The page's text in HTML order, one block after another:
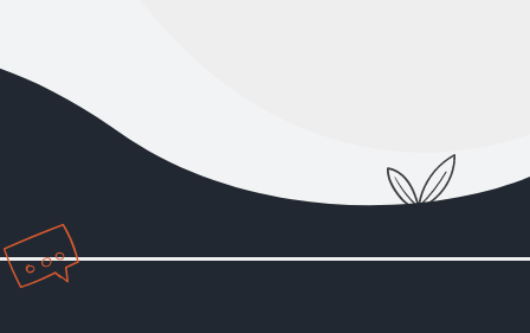
Přidáno do košíku!